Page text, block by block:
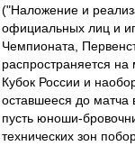
("Наложение и
официальных лиц и
Чемпионата,
распространяется на
Кубок России и
оставшееся до матча
пусть юноши-
технических зон